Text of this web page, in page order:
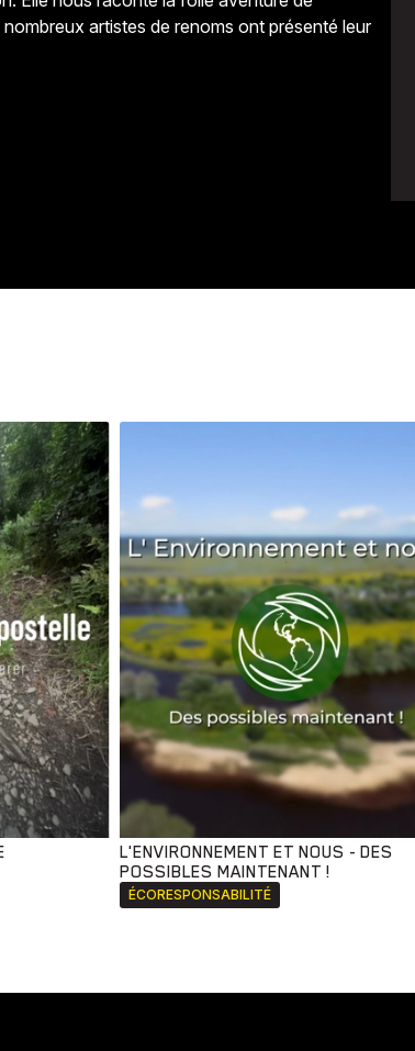
artistes de renoms ont présenté leur
L'ENVIRONNEMENT ET NOUS - DES
POSSIBLES MAINTENANT !
ÉCORESPONSABILITÉ